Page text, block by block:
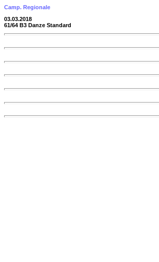
Camp. Regionale
03.03.2018
61/64 B3 Danze Standard